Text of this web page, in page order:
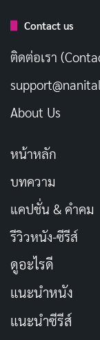
Contact us
ติดต่อเรา
About Us
หน้าหลัก
บทความ
แคปชั่น & คำคม
รีวิวหนัง-ซีรีส์
ดูอะไรดี
แนะนำหนัง
แนะนำซีรีส์